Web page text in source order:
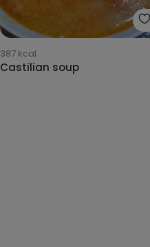
387kcal
Castilian soup